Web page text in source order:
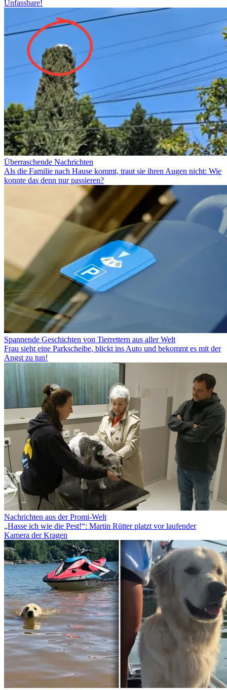
Unfassbare!
Überraschende Nachrichten
Als die Familie nach Hause kommt, traut sie ihren Augen nicht: Wie
konnte das denn nur passieren?
Spannende Geschichten von Tierrettern aus aller Welt
Frau sieht eine Parkscheibe, blickt ins Auto und bekommt es mit der
Angst zu tun!
Nachrichten aus der Promi-Welt
„Hasse ich wie die Pest!“: Martin Rütter platzt vor laufender
Kamera der Kragen